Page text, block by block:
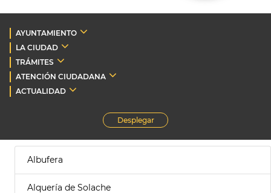
AYUNTAMIENTO
LA CIUDAD
TRÁMITES
ATENCIÓN CIUDADANA
ACTUALIDAD
Desplegar
Albufera
Alquería de Solache